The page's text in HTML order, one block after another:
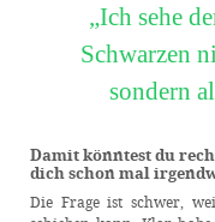
„Ich sehe
Schwarzen
sondern
Damit könntest du
dich schon mal
Die Frage ist schwer,